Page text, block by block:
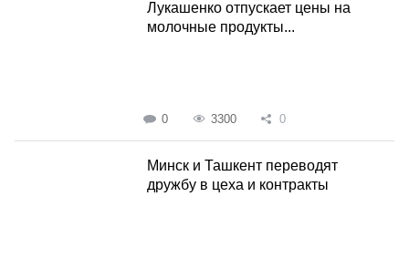
Лукашенко отпускает цены на
молочные продукты...
0 3300 0
Минск и Ташкент переводят
дружбу в цеха и контракты